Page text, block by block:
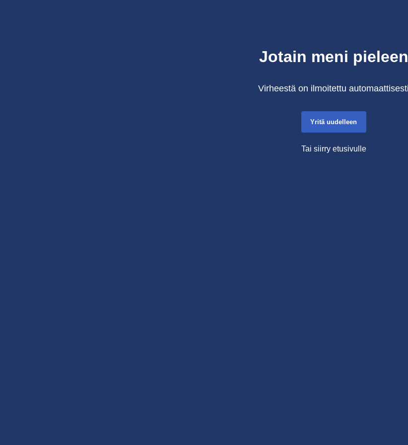
Jotain meni pieleen
Virheestä on ilmoitettu automaattisesti
Yritä uudelleen
Tai siirry etusivulle